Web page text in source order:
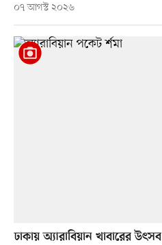
০৭ আগস্ট ২০২৬
ঢাকায় অ্যারাবিয়ান খাবারের উৎসব